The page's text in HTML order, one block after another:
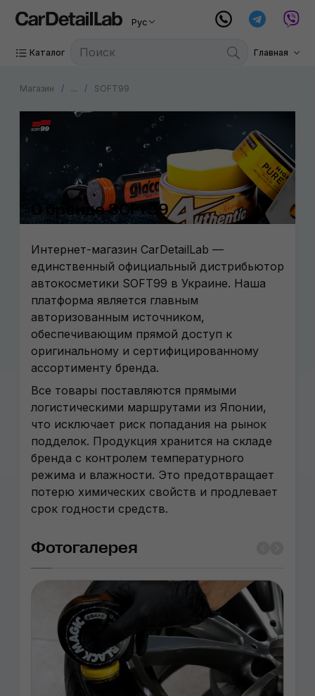
Рус
Каталог Главная
Магазин ... SOFT99
О бренде SOFT99
Интернет-магазин CarDetailLab —
единственный официальный дистрибьютор
автокосметики SOFT99 в Украине. Наша
платформа является главным
авторизованным источником,
обеспечивающим прямой доступ к
оригинальному и сертифицированному
ассортименту бренда.
Все товары поставляются прямыми
логистическими маршрутами из Японии,
что исключает риск попадания на рынок
подделок. Продукция хранится на складе
бренда с контролем температурного
режима и влажности. Это предотвращает
потерю химических свойств и продлевает
срок годности средств.
Фотогалерея